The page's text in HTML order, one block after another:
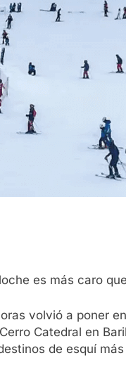
es más caro
volvió a poner
Catedral en
de esquí